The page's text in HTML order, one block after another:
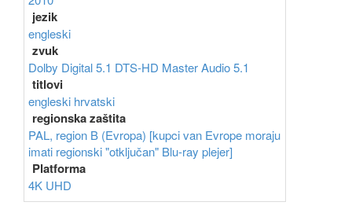
jezik
engleski
zvuk
Dolby Digital 5.1 DTS-HD Master Audio 5.1
titlovi
engleski hrvatski
regionska zaštita
PAL, region B (Evropa) [kupci van Evrope moraju
imati regionski "otključan" Blu-ray plejer]
Platforma
4K UHD